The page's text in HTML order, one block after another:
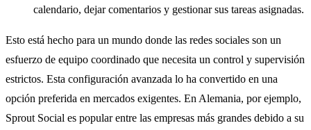
calendario, dejar comentarios y gestionar sus tareas asignadas.
Esto está hecho para un mundo donde las redes sociales son un
esfuerzo de equipo coordinado que necesita un control y supervisión
estrictos. Esta configuración avanzada lo ha convertido en una
opción preferida en mercados exigentes. En Alemania, por ejemplo,
Sprout Social es popular entre las empresas más grandes debido a su